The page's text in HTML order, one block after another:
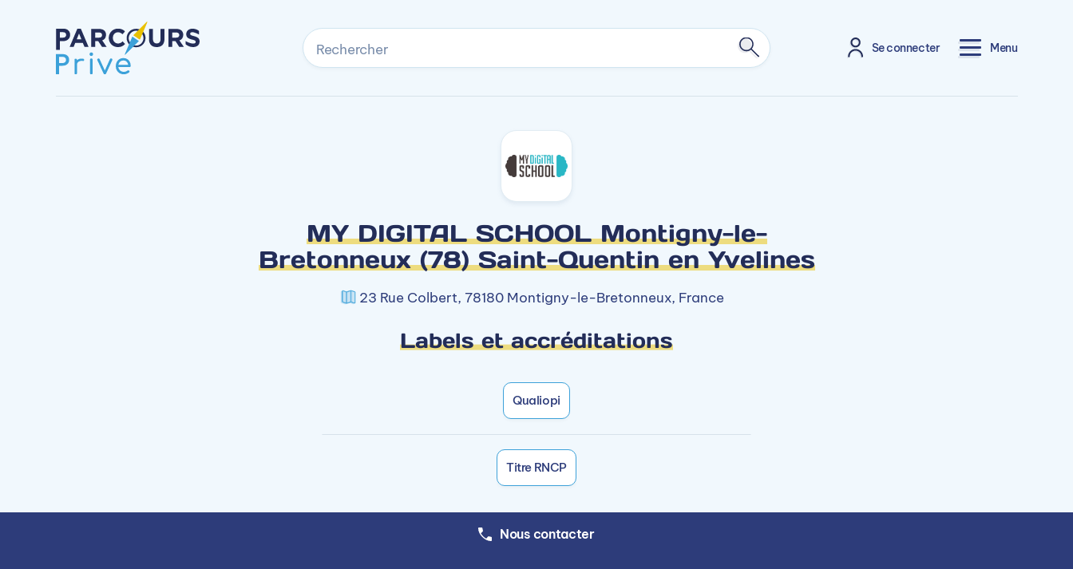
Rechercher Se connecter Menu
MY DIGITAL SCHOOL Montigny-le-
Bretonneux (78) Saint-Quentin en Yvelines
23 Rue Colbert, 78180 Montigny-le-Bretonneux, France
Labels et accréditations
Qualiopi
Titre RNCP
Nous contacter